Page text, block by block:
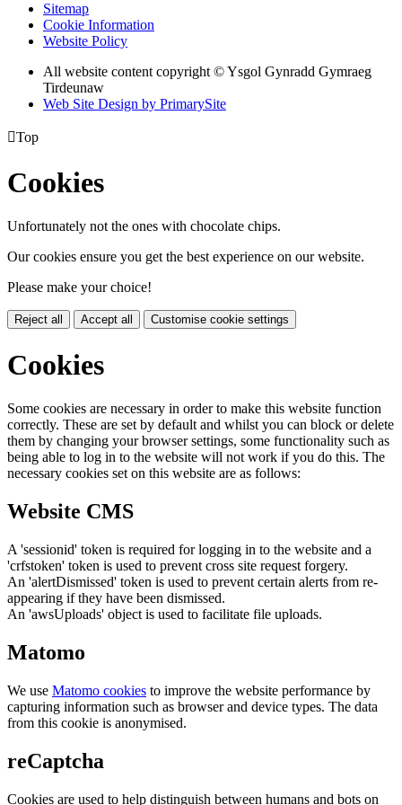
Sitemap
Cookie Information
Website Policy
All website content copyright © Ysgol Gynradd Gymraeg
Tirdeunaw
Web Site Design by PrimarySite
Top
Cookies
Unfortunately not the ones with chocolate chips.
Our cookies ensure you get the best experience on our website.
Please make your choice!
Reject all Accept all Customise cookie settings
Cookies
Some cookies are necessary in order to make this website function
correctly. These are set by default and whilst you can block or delete
them by changing your browser settings, some functionality such as
being able to log in to the website will not work if you do this. The
necessary cookies set on this website are as follows:
Website CMS
A 'sessionid' token is required for logging in to the website and a
'crfstoken' token is used to prevent cross site request forgery.
An 'alertDismissed' token is used to prevent certain alerts from re-
appearing if they have been dismissed.
An 'awsUploads' object is used to facilitate file uploads.
Matomo
We use Matomo cookies to improve the website performance by
capturing information such as browser and device types. The data
from this cookie is anonymised.
reCaptcha
Cookies are used to help distinguish between humans and bots on